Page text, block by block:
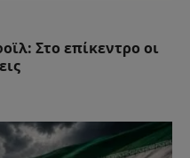
Στο επίκεντρο οι